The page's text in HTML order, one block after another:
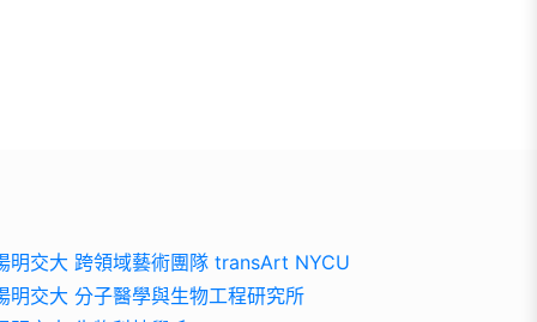
明交大 跨領域藝術團隊 transArt NYCU
明交大 分子醫學與生物工程研究所